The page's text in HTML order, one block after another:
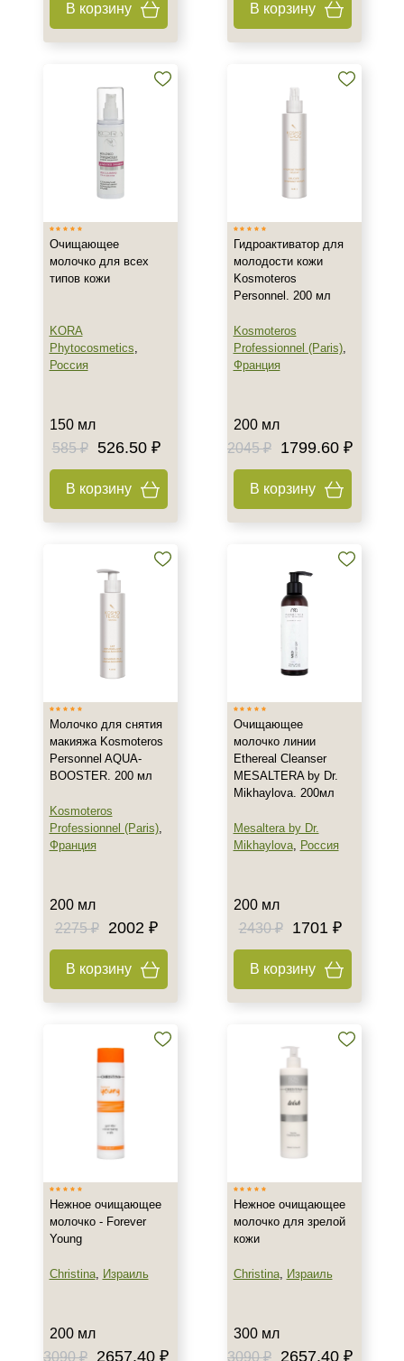
Профессиональная
Все типы кожи
Проблемная
Любой возраст
Любой возраст (от 18 лет)
После 20
Действие
Восстановление
Отбеливание
Показать еще
Назначение против
Область применения
Веки
Декольте
Лицо
Показать еще
150 мл
200 мл
300 мл
Ингредиенты
Витамин E
Время применения
Процедура
Демакияж
В корзину В корзину
Очищающее
молочко для всех
типов кожи
KORA
Phytocosmetics,
Россия
150 мл
585 ₽
526.50 ₽
В корзину
Гидроактиватор для
молодости кожи
Kosmoteros
Personnel. 200 мл
Kosmoteros
Professionnel (Paris),
Франция
200 мл
2045 ₽
1799.60 ₽
В корзину
Молочко для снятия
макияжа Kosmoteros
Personnel AQUA-
BOOSTER. 200 мл
Kosmoteros
Professionnel (Paris),
Франция
200 мл
2275 ₽
2002 ₽
В корзину
Очищающее
молочко линии
Ethereal Cleanser
MESALTERA by Dr.
Mikhaylova. 200мл
Mesaltera by Dr.
Mikhaylova, Россия
200 мл
2430 ₽
1701 ₽
В корзину
Нежное очищающее
молочко - Forever
Young
Christina, Израиль
200 мл
3090 ₽
2657.40 ₽
Нежное очищающее
молочко для зрелой
кожи
Christina, Израиль
300 мл
3090 ₽
2657.40 ₽